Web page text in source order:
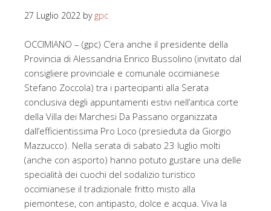
27 Luglio 2022 by gpc
OCCIMIANO – (gpc) C’era anche il presidente della
Provincia di Alessandria Enrico Bussolino (invitato dal
consigliere provinciale e comunale occimianese
Stefano Zoccola) tra i partecipanti alla Serata
conclusiva degli appuntamenti estivi nell’antica corte
della Villa dei Marchesi Da Passano organizzata
dall’efficientissima Pro Loco (presieduta da Giorgio
Mazzucco). Nella serata di sabato 23 luglio molti
(anche con asporto) hanno potuto gustare una delle
specialità dei cuochi del sodalizio turistico
occimianese il tradizionale fritto misto alla
piemontese, con antipasto, dolce e acqua. Viva la